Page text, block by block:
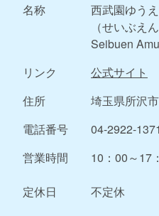
名称
西武園ゆう
（せいぶえん
Seibuen
リンク
公式サイト
住所
埼玉県所沢
電話番号
04-2922-1371
営業時間
10：00～17
定休日 不定休